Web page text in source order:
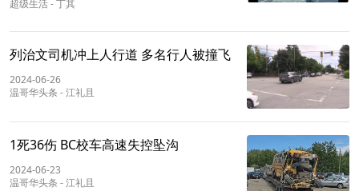
超级生活-丁其
列治文司机冲上人行道 多名行人被撞飞
2024-06-26
温哥华头条 -江礼且
1死36伤 BC校车高速失控坠沟
2024-06-23
温哥华头条 -江礼且